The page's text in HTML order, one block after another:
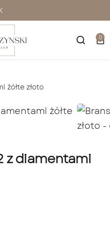
0
żółte złoto
z diamentami